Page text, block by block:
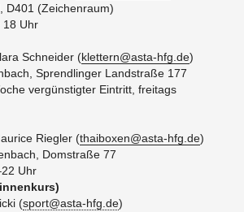
D401 (Zeichenraum)
18 Uhr
Schneider (klettern@asta-hfg.de)
Sprendlinger Landstraße 177
vergünstigter Eintritt, freitags
Riegler (thaiboxen@asta-hfg.de)
Domstraße 77
Uhr
(sport@asta-hfg.de)